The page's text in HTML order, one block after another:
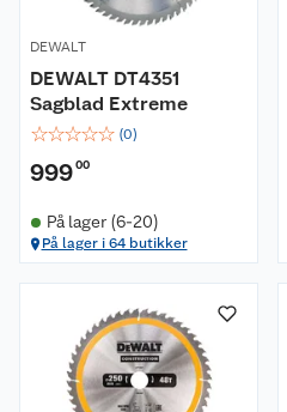
DEWALT
DEWALT DT4351
Sagblad Extreme
☆☆☆☆☆ (0)
99900
På lager (6-20)
På lager i 64 butikker